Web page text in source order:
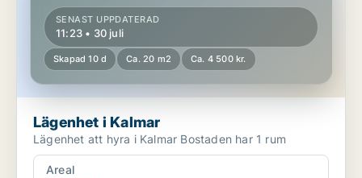
SENAST UPPDATERAD
11:23 • 30 juli
Skapad 10 d Ca. 20 m2 Ca. 4 500 kr.
Lägenhet i Kalmar
Lägenhet att hyra i Kalmar Bostaden har 1 rum
Areal